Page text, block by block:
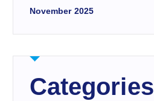
November 2025
Categories